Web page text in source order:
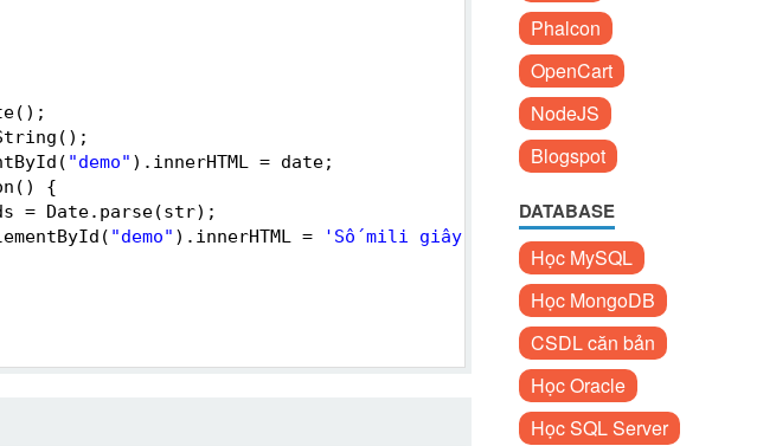
"demo" ).innerHTML = date;
{
= Date.parse(str);
"demo" ).innerHTML = 'Số mili giây là '
+ miliseconds;
Phalcon
OpenCart
NodeJS
Blogspot
DATABASE
Học MySQL
Học MongoDB
CSDL căn bản
Học Oracle
Học SQL Server